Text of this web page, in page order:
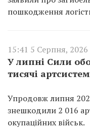
пошкодження
15:41 5 Серпня, 2026
У липні Сили
тисячі
Упродовж липня
знешкодили 2 016
окупаційних військ.